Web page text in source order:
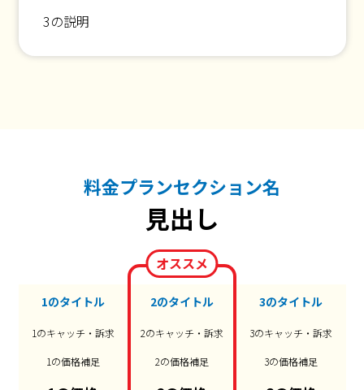
3の説明
料金プランセクション名
見出し
1のタイトル
オススメ
2のタイトル 3のタイトル
1のキャッチ・訴求 2のキャッチ・訴求 3のキャッチ・訴求
1の価格補足 2の価格補足 3の価格補足